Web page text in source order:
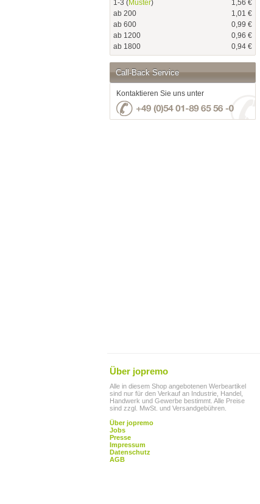
1-3 (Muster)
1,56 €
ab 200
1,01 €
ab 600
0,99 €
ab 1200
0,96 €
ab 1800
0,94 €
Call-Back Service
Kontaktieren Sie uns unter
Über jopremo
Alle in diesem Shop angebotenen Werbeartikel
sind nur für den Verkauf an Industrie, Handel,
Handwerk und Gewerbe bestimmt. Alle Preise
sind zzgl. MwSt. und Versandgebühren.
Über jopremo
Jobs
Presse
Impressum
Datenschutz
AGB